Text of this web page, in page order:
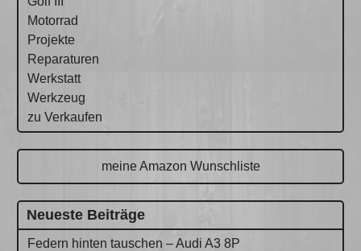
Motorrad
Projekte
Reparaturen
Werkstatt
Werkzeug
zu Verkaufen
meine Amazon Wunschliste
Neueste Beiträge
Federn hinten tauschen – Audi A3 8P